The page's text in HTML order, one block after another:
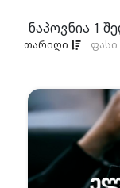
ნაპოვნია 1
თარიღი ფასი